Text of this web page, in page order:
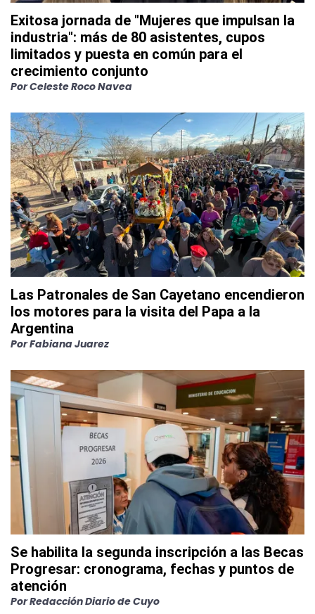
Exitosa jornada de "Mujeres que impulsan la
industria": más de 80 asistentes, cupos
limitados y puesta en común para el
crecimiento conjunto
PorCeleste Roco Navea
Las Patronales de San Cayetano encendieron
los motores para la visita del Papa a la
Argentina
PorFabiana Juarez
Se habilita la segunda inscripción a las Becas
Progresar: cronograma, fechas y puntos de
atención
PorRedacción Diario de Cuyo